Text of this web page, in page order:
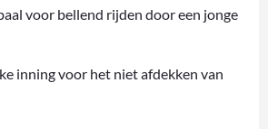
voor bellend rijden door een jonge
inning voor het niet afdekken van